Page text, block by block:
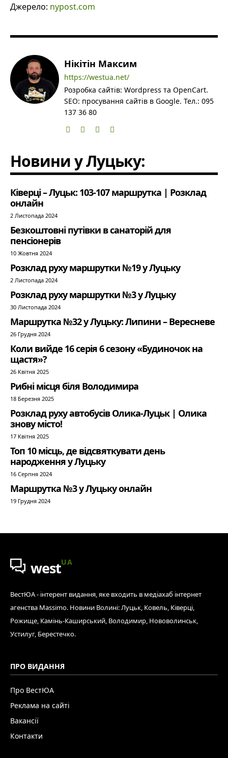
Джерело: nypost.com
Нікітін Максим
https://westua.net/
Розробка сайтів: Wordpress та OpenCart.
SEO: просування сайтів в Google. Тел.: 095
137 36 80
Новини у Луцьку:
Ківерці – Луцьк: 103-107 маршрутка | Розклад
онлайн
2 Листопада 2024
Безкоштовні путівки в санаторій для
пенсіонерів
10 Жовтня 2024
Розклад руху маршрутки №19 у Луцьку
2 Листопада 2024
Розклад руху маршрутки №3 у Луцьку
30 Листопада 2024
Маршрутка №32 у Луцьку: Липини – Вересневе
26 Грудня 2024
Коли вийде 16 серія 6 сезону «Будиночок на
щастя»?
26 Квітня 2025
Рибні місця біля Володимира
18 Березня 2025
Розклад руху автобусів Олика-Луцьк | Олика
знову місто!
17 Квітня 2025
Топ 10 місць, де відсвяткувати день
народження у Луцьку
16 Серпня 2024
Маршрутка №3 у Луцьку онлайн
19 Грудня 2024
westUA
ВестЮА - інтерент видання, яке входить в медіахаб інтернет
агенства Massimo. Новини Волині: Луцьк, Ковель, Ківерці,
Рожище, Камінь-Каширський, Володимир, Нововолинськ,
Устилуг, Берестечко.
ПРО ВИДАННЯ
Про ВестЮА
Реклама на сайті
Вакансії
Контакти